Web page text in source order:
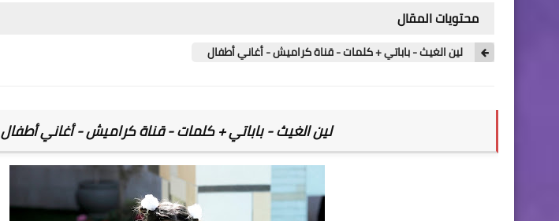
محتويات المقال
لين الغيث - باباتي + كلمات - قناة كراميش - أغاني أطفال
لين الغيث -باباتي + كلمات - قناة كراميش - أغاني أطفال